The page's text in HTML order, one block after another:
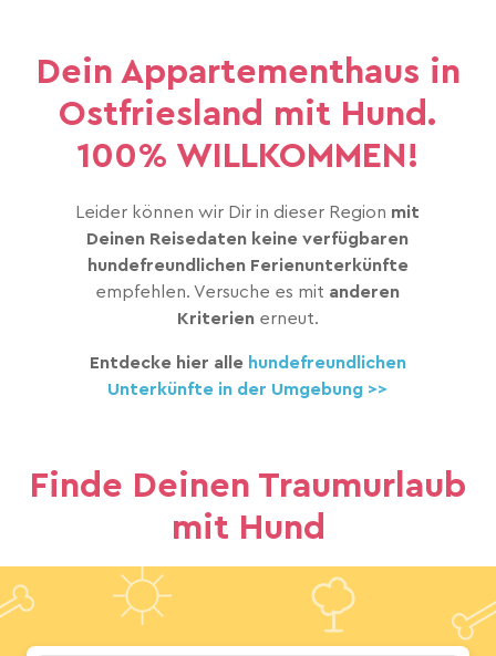
Dein Appartementhaus in
Ostfriesland mit Hund.
100% WILLKOMMEN!
Leider können wir Dir in dieser Region mit
Deinen Reisedaten keine verfügbaren
hundefreundlichen Ferienunterkünfte
empfehlen. Versuche es mit anderen
Kriterienerneut.
Entdecke hier alle hundefreundlichen
Unterkünfte in der Umgebung >>
Finde Deinen Traumurlaub
mit Hund